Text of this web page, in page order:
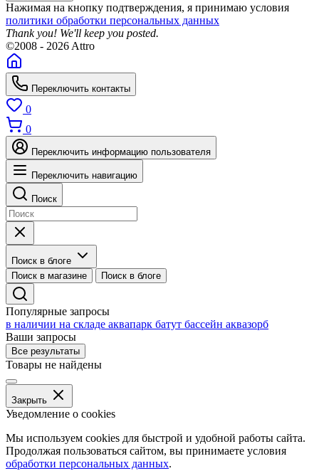
Нажимая на кнопку подтверждения, я принимаю условия
политики обработки персональных данных
Thank you! We'll keep you posted.
©2008 - 2026 Attro
Переключить контакты
0
0
Переключить информацию пользователя
Переключить навигацию
Поиск
Поиск в блоге
Поиск в магазине
Поиск в блоге
Популярные запросы
в наличии на складе аквапарк батут бассейн аквазорб
Ваши запросы
Все результаты
Товары не найдены
Закрыть
Уведомление о cookies
Мы используем cookies для быстрой и удобной работы сайта.
Продолжая пользоваться сайтом, вы принимаете условия
обработки персональных данных.